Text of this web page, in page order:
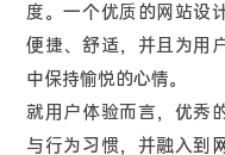
度。一个优质的网站设
便捷、舒适，并且为用
中保持愉悦的心情。
就用户体验而言，优秀
与行为习惯，并融入到